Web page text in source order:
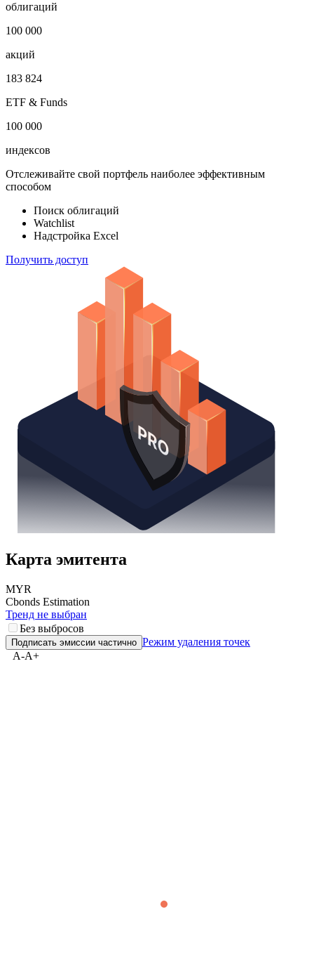
Откройте глобальную базу данных
1 000 000
облигаций
100 000
акций
183 824
ETF & Funds
100 000
Отслеживайте свой портфель наиболее эффективным
способом
Поиск облигаций
Надстройка Excel
Получить доступ
Карта эмитента
MYR
Cbonds Estimation
Тренд не выбран